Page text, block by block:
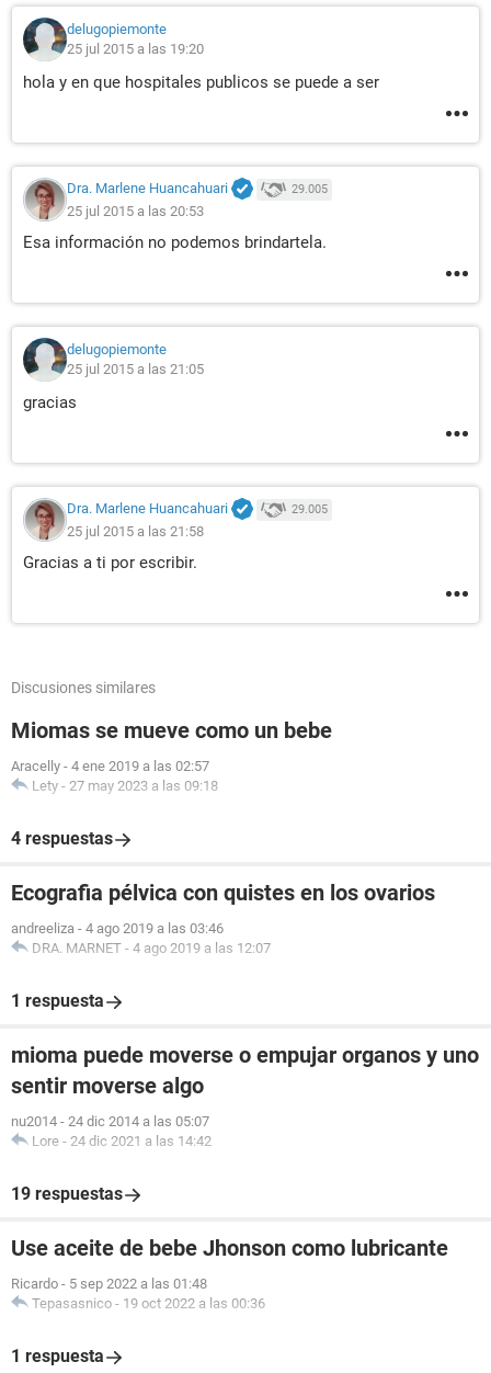
delugopiemonte
25 jul 2015 a las 19:20
hola y en que hospitales publicos se puede a ser
Dra. Marlene Huancahuari 29.005
25 jul 2015 a las 20:53
Esa información no podemos brindartela.
delugopiemonte
25 jul 2015 a las 21:05
gracias
Dra. Marlene Huancahuari 29.005
25 jul 2015 a las 21:58
Gracias a ti por escribir.
Discusiones similares
Miomas se mueve como un bebe
Aracelly - 4 ene 2019 a las 02:57
Lety - 27 may 2023 a las 09:18
4 respuestas
Ecografia pélvica con quistes en los ovarios
andreeliza - 4 ago 2019 a las 03:46
DRA. MARNET - 4 ago 2019 a las 12:07
1 respuesta
mioma puede moverse o empujar organos y uno
sentir moverse algo
nu2014 - 24 dic 2014 a las 05:07
Lore - 24 dic 2021 a las 14:42
19 respuestas
Use aceite de bebe Jhonson como lubricante
Ricardo - 5 sep 2022 a las 01:48
Tepasasnico - 19 oct 2022 a las 00:36
1 respuesta